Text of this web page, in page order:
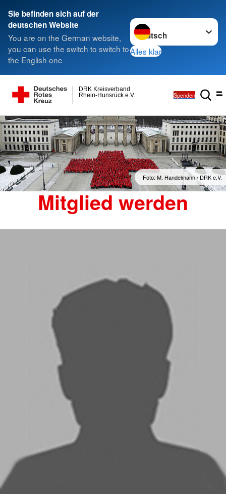
Sie befinden sich auf der
deutschen Website
You are on the German website,
you can use the switch to switch to
the English one
Sprache wechseln zu
Alles klar
Rhein-Hunsrück e.V.
DRK Kreisverband
Spenden
Foto: M. Handelmann / DRK e.V.
Mitglied werden